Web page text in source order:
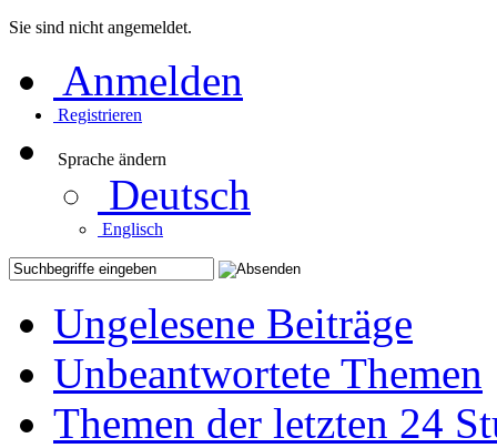
Sie sind nicht angemeldet.
Anmelden
Registrieren
Sprache ändern
Deutsch
Englisch
Ungelesene Beiträge
Unbeantwortete Themen
Themen der letzten 24